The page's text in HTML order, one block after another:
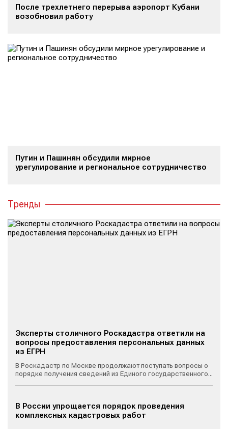
После трехлетнего перерыва аэропорт Кубани
возобновил работу
Путин и Пашинян обсудили мирное
урегулирование и региональное сотрудничество
Тренды
Эксперты столичного Роскадастра ответили на
вопросы предоставления персональных данных
из ЕГРН
В Роскадастр по Москве продолжают поступать вопросы о
порядке получения сведений из Единого государственного...
В России упрощается порядок проведения
комплексных кадастровых работ